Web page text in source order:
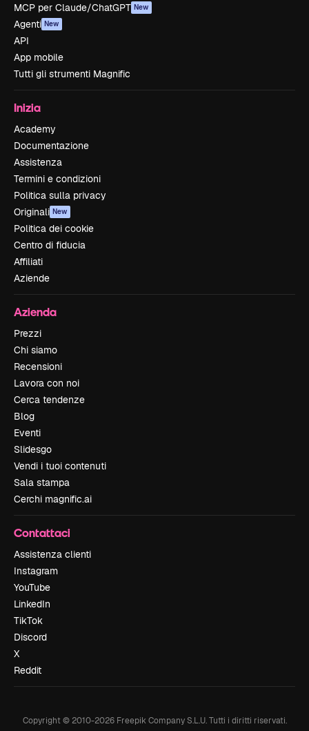
MCP per Claude/ChatGPT New
Agenti New
API
App mobile
Tutti gli strumenti Magnific
Inizia
Academy
Documentazione
Assistenza
Termini e condizioni
Politica sulla privacy
Originali New
Politica dei cookie
Centro di fiducia
Affiliati
Aziende
Azienda
Prezzi
Chi siamo
Recensioni
Lavora con noi
Cerca tendenze
Blog
Eventi
Slidesgo
Vendi i tuoi contenuti
Sala stampa
Cerchi magnific.ai
Contattaci
Assistenza clienti
Instagram
YouTube
LinkedIn
TikTok
Discord
X
Reddit
Copyright © 2010-2026Freepik Company S.L.U. Tutti i diritti riservati.